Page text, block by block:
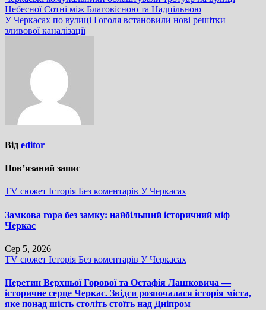
записів
Небесної Сотні між Благовісною та Надпільною
У Черкасах по вулиці Гоголя встановили нові решітки
зливової каналізації
Від editor
Пов’язаний запис
TV сюжет Історія Без коментарів У Черкасах
Замкова гора без замку: найбільший історичний міф
Черкас
Сер 5, 2026
TV сюжет Історія Без коментарів У Черкасах
Перетин Верхньої Горової та Остафія Лашковича —
історичне серце Черкас. Звідси розпочалася історія міста,
яке понад шість століть стоїть над Дніпром